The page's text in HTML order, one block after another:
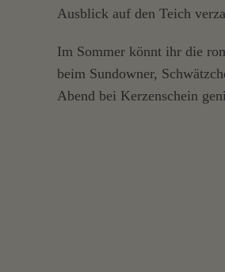
Ausblick auf den Teich
Im Sommer könnt ihr die
beim Sundowner,
Abend bei Kerzenschein